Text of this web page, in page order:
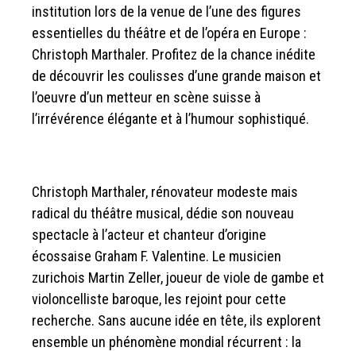
institution lors de la venue de l’une des figures
essentielles du théâtre et de l’opéra en Europe :
Christoph Marthaler. Profitez de la chance inédite
de découvrir les coulisses d’une grande maison et
l’oeuvre d’un metteur en scène suisse à
l’irrévérence élégante et à l’humour sophistiqué.
Christoph Marthaler, rénovateur modeste mais
radical du théâtre musical, dédie son nouveau
spectacle à l’acteur et chanteur d’origine
écossaise Graham F. Valentine. Le musicien
zurichois Martin Zeller, joueur de viole de gambe et
violoncelliste baroque, les rejoint pour cette
recherche. Sans aucune idée en tête, ils explorent
ensemble un phénomène mondial récurrent : la